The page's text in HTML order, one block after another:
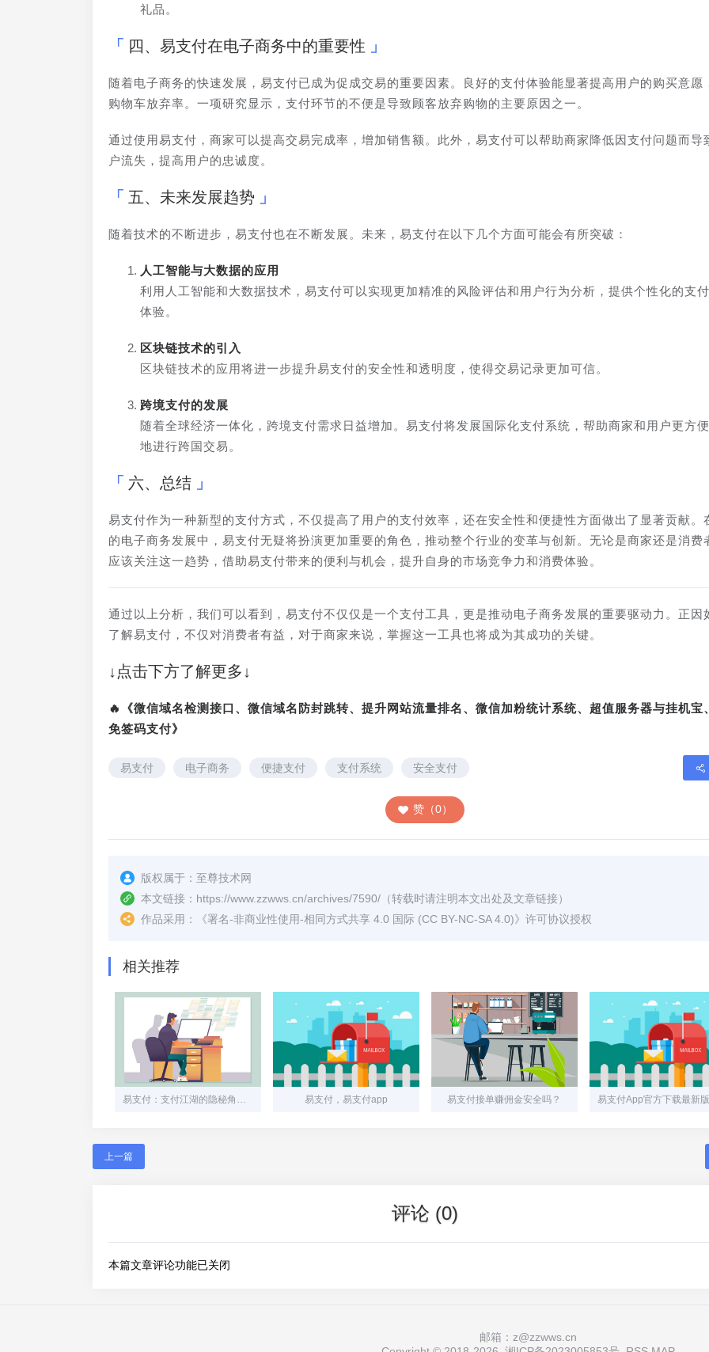
礼品。
四、易支付在电子商务中的重要性
随着电子商务的快速发展，易支付已成为促成交易的重要因素。良好的支付体验能显著提高用户的购买意愿
购物车放弃率。一项研究显示，支付环节的不便是导致顾客放弃购物的主要原因之一。
通过使用易支付，商家可以提高交易完成率，增加销售额。此外，易支付可以帮助商家降低因支付问题而导
户流失，提高用户的忠诚度。
五、未来发展趋势
随着技术的不断进步，易支付也在不断发展。未来，易支付在以下几个方面可能会有所突破：
人工智能与大数据的应用
利用人工智能和大数据技术，易支付可以实现更加精准的风险评估和用户行为分析，提供个性化的支付
体验。
区块链技术的引入
区块链技术的应用将进一步提升易支付的安全性和透明度，使得交易记录更加可信。
跨境支付的发展
随着全球经济一体化，跨境支付需求日益增加。易支付将发展国际化支付系统，帮助商家和用户更方便
地进行跨国交易。
六、总结
易支付作为一种新型的支付方式，不仅提高了用户的支付效率，还在安全性和便捷性方面做出了显著贡献。
的电子商务发展中，易支付无疑将扮演更加重要的角色，推动整个行业的变革与创新。无论是商家还是消费
应该关注这一趋势，借助易支付带来的便利与机会，提升自身的市场竞争力和消费体验。
通过以上分析，我们可以看到，易支付不仅仅是一个支付工具，更是推动电子商务发展的重要驱动力。正因
了解易支付，不仅对消费者有益，对于商家来说，掌握这一工具也将成为其成功的关键。
↓点击下方了解更多↓
🔥《微信域名检测接口、微信域名防封跳转、提升网站流量排名、微信加粉统计系统、超值服务器与挂机宝
免签码支付》
易支付 电子商务 便捷支付 支付系统 安全支付
赞（0）
版权属于： 至尊技术网
本文链接： https://www.zzwws.cn/archives/7590/ （转载时请注明本文出处及文章链接）
作品采用：
《署名-非商业性使用-相同方式共享 4.0 国际 (CC BY-NC-SA 4.0)》许可协议授权
相关推荐
易支付：支付江湖的隐秘角落，中小商家的“灰色生命线” 易支付，易支付app 易支付接单赚佣金安全吗？
上一篇
评论 (0)
本篇文章评论功能已关闭
邮箱：z@zzwws.cn